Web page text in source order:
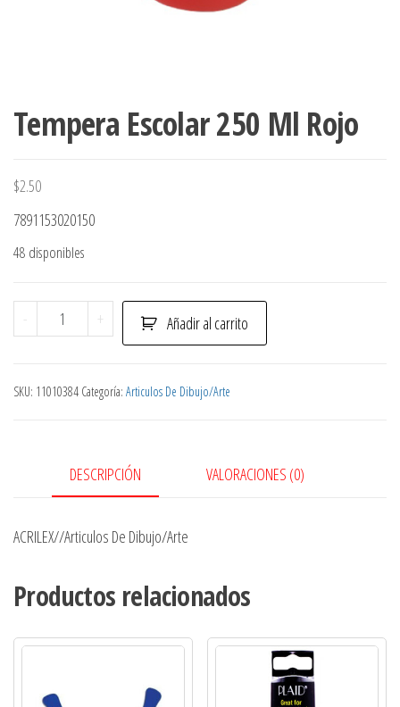
Tempera Escolar 250 Ml Rojo
$2.50
7891153020150
48 disponibles
-
Tempera
Escolar
Ml
+ Añadir al carrito
SKU: 11010384 Categoría: Articulos De Dibujo/Arte
DESCRIPCIÓN VALORACIONES (0)
ACRILEX//Articulos De Dibujo/Arte
Productos relacionados